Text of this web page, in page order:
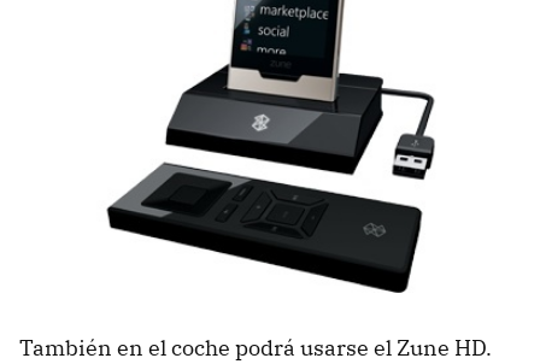
También en el coche podrá usarse el Zune HD.